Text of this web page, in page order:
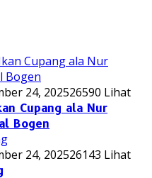
24, 202526590 Lihat
Cupang ala Nur
Bogen
24, 202526143 Lihat